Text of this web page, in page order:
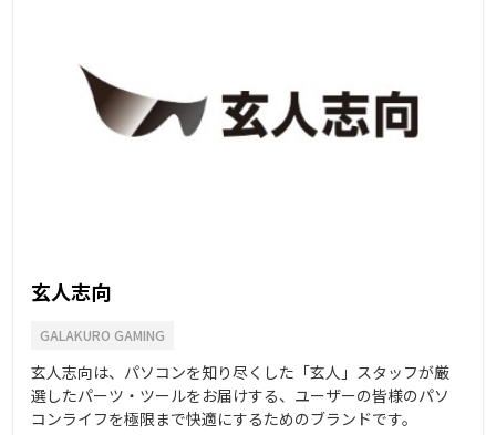
玄人志向
GALAKURO GAMING
玄人志向は、パソコンを知り尽くした「玄人」スタッフが厳
選したパーツ・ツールをお届けする、ユーザーの皆様のパソ
コンライフを極限まで快適にするためのブランドです。